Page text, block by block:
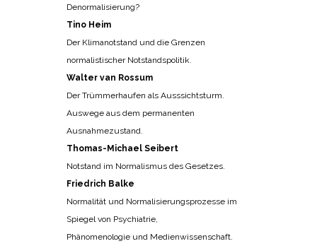
Denormalisierung?
Tino Heim
Der Klimanotstand und die Grenzen
normalistischer Notstandspolitik.
Walter van Rossum
Der Trümmerhaufen als Ausssichtsturm.
Auswege aus dem permanenten
Ausnahmezustand.
Thomas-Michael Seibert
Notstand im Normalismus des Gesetzes.
Friedrich Balke
Normalität und Normalisierungsprozesse im
Spiegel von Psychiatrie,
Phänomenologie und Medienwissenschaft.